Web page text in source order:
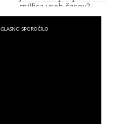
milfica vseh časov?